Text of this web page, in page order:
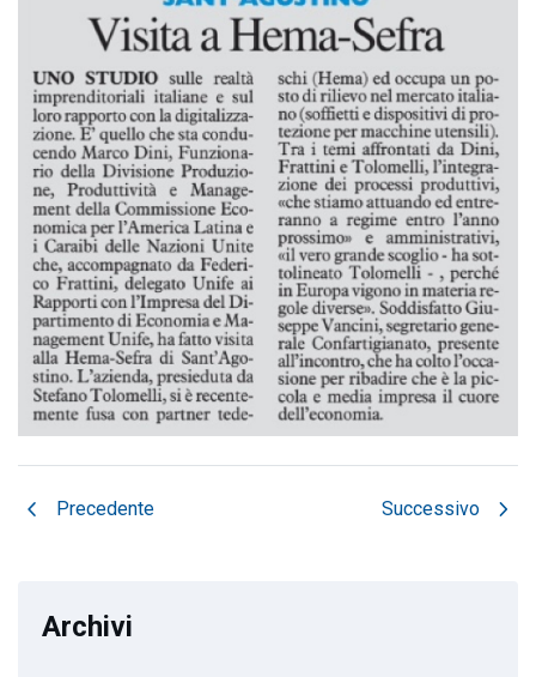
chevron_left Precedente Successivo chevron_right
Archivi